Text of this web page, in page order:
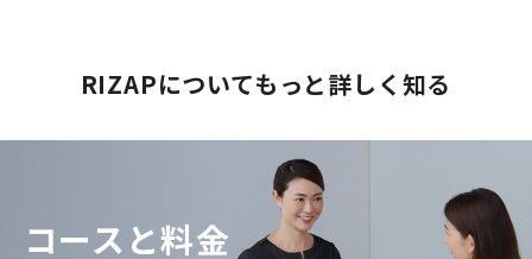
RIZAPについてもっと詳しく知る
コースと料金